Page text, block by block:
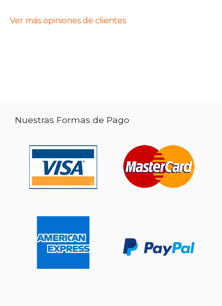
Ver más opiniones de clientes
Nuestras Formas de Pago